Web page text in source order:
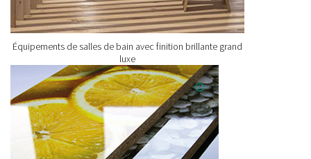
Équipements de salles de bain avec finition brillante grand
luxe